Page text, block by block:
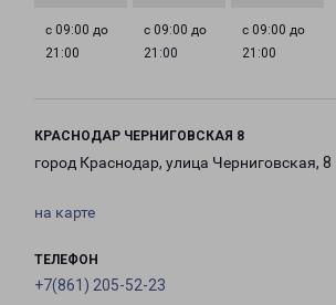
с 09:00 до
21:00
с 09:00 до
21:00
с 09:00 до
21:00
КРАСНОДАР ЧЕРНИГОВСКАЯ 8
город Краснодар, улица Черниговская, 8
на карте
ТЕЛЕФОН
+7(861) 205-52-23